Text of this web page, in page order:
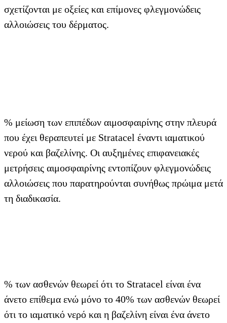
σχετίζονται με οξείες και επίμονες φλεγμονώδεις
αλλοιώσεις του δέρματος.
% μείωση των επιπέδων αιμοσφαιρίνης στην πλευρά
που έχει θεραπευτεί με Stratacel έναντι ιαματικού
νερού και βαζελίνης. Οι αυξημένες επιφανειακές
μετρήσεις αιμοσφαιρίνης εντοπίζουν φλεγμονώδεις
αλλοιώσεις που παρατηρούνται συνήθως πρώιμα μετά
τη διαδικασία.
% των ασθενών θεωρεί ότι το Stratacel είναι ένα
άνετο επίθεμα ενώ μόνο το 40% των ασθενών θεωρεί
ότι το ιαματικό νερό και η βαζελίνη είναι ένα άνετο